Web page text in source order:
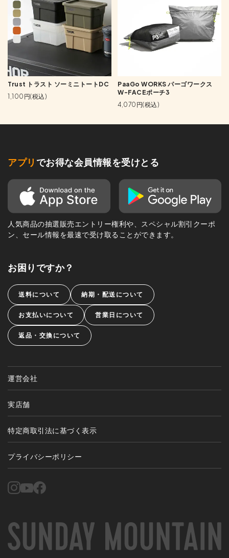
Trust トラスト ソーミニトートDC
1,100円(税込)
PaaGo WORKS パーゴワークス
W-FACEポーチ3
4,070円(税込)
アプリ でお得な会員情報を受けとる
人気商品の抽選販売エントリー権利や、スペシャル割引クーポ
ン、セール情報を最速で受け取ることができます。
お困りですか？
送料について 納期・配送について
お支払いについて 営業日について
返品・交換について
運営会社
実店舗
特定商取引法に基づく表示
プライバシーポリシー